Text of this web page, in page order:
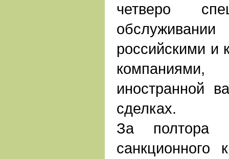
четверо
российскими и
иностранной
сделках.
За
санкционного